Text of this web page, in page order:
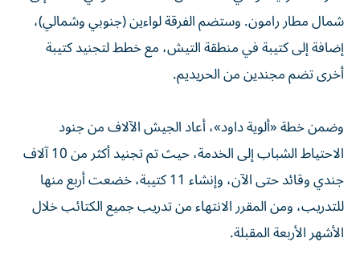
شمال مطار رامون. وستضم الفرقة لواءين (جنوبي وشمالي)،
إضافة إلى كتيبة في منطقة التيش، مع خطط لتجنيد كتيبة
أخرى تضم مجندين من الحريديم.
وضمن خطة «ألوية داود»، أعاد الجيش الآلاف من جنود
الاحتياط الشباب إلى الخدمة، حيث تم تجنيد أكثر من 10 آلاف
جندي وقائد حتى الآن، وإنشاء 11 كتيبة، خضعت أربع منها
للتدريب، ومن المقرر الانتهاء من تدريب جميع الكتائب خلال
الأشهر الأربعة المقبلة.